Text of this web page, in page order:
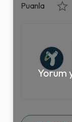
Puanla
Yorum